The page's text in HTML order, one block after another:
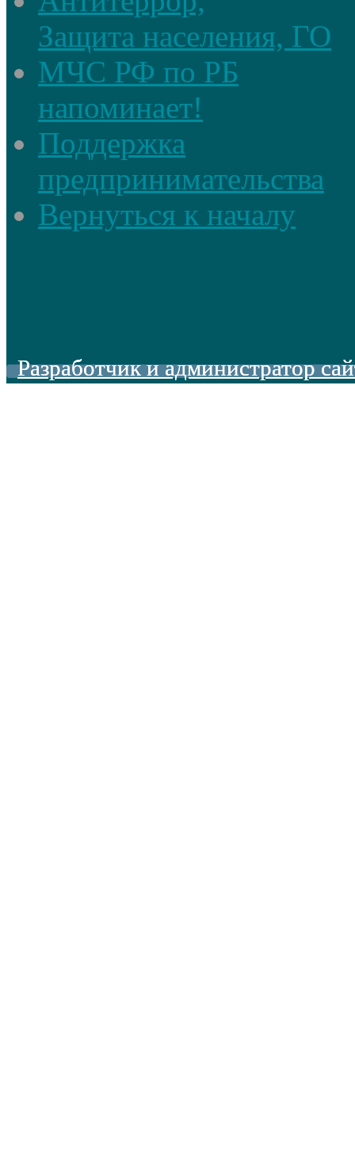
Защита населения, ГО
МЧС РФ по РБ
напоминает!
Поддержка
предпринимательства
Вернуться к началу
Разработчик и администратор